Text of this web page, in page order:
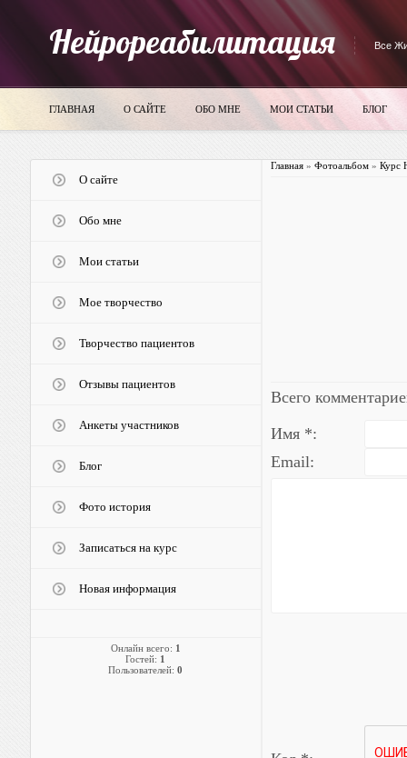
Нейрореабилитация Все
ГЛАВНАЯ О САЙТЕ ОБО МНЕ МОИ СТАТЬИ БЛОГ
О сайте
Обо мне
Мои статьи
Мое творчество
Творчество пациентов
Отзывы пациентов
Анкеты участников
Блог
Фото история
Записаться на курс
Новая информация
Онлайн всего: 1
Гостей: 1
Пользователей: 0
Главная» Фотоальбом» Курс
Всего
Имя *:
Email: